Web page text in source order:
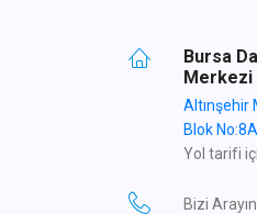
Bursa
Merkezi
Altınşehir
Blok
Yol tarifi
Bizi